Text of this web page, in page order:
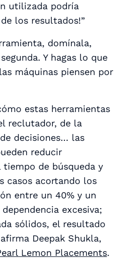
utilizada podría
los resultados!”
domínala,
Y hagas lo que
máquinas piensen por
estas herramientas
reclutador, de la
decisiones… las
reducir
de búsqueda y
casos acortando los
entre un 40% y un
excesiva;
sólidos, el resultado
Deepak Shukla,
Lemon Placements.